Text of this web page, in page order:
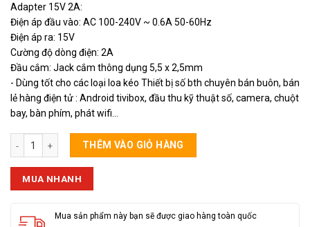
76,000₫.
68,400₫.
Adapter 15V 2A:
Điện áp đầu vào: AC 100-240V ~ 0.6A 50-60Hz
Điện áp ra: 15V
Cường độ dòng điện: 2A
Đầu cắm: Jack cắm thông dụng 5,5 x 2,5mm
​​​​​​​- Dùng tốt cho các loại loa kéo Thiết bị số bth chuyên bán buôn, bán
lẻ hàng điện tử : Android tivibox, đầu thu kỹ thuật số, camera, chuột
bay, bàn phím, phát wifi…
Cục Nguồn Loa Kéo 15V-2A số lượng
THÊM VÀO GIỎ HÀNG
MUA NHANH
Mua sản phẩm này bạn sẽ được giao hàng toàn quốc